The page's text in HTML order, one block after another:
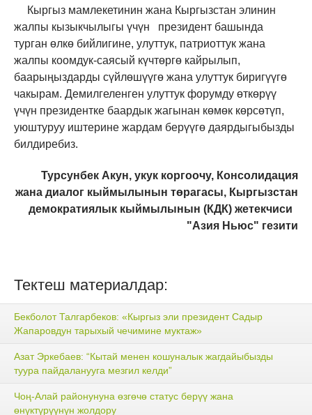
Кыргыз мамлекетинин жана Кыргызстан элинин
жалпы кызыкчылыгы үчүн президент башында
турган өлкө бийлигине, улуттук, патриоттук жана
жалпы коомдук-саясый күчтөргө кайрылып,
баарыңыздарды сүйлөшүүгө жана улуттук биригүүгө
чакырам. Демилгеленген улуттук форумду өткөрүү
үчүн президентке баардык жагынан көмөк көрсөтүп,
уюштуруу иштерине жардам берүүгө даярдыгыбызды
билдиребиз.
Турсунбек Акун, укук коргоочу, Консолидация
жана диалог кыймылынын төрагасы, Кыргызстан
демократиялык кыймылынын (КДК) жетекчиси
"Азия Ньюс" гезити
Тектеш материалдар:
Бекболот Талгарбеков: «Кыргыз эли президент Садыр
Жапаровдун тарыхый чечимине муктаж»
Азат Эркебаев: “Кытай менен кошуналык жагдайыбызды
туура пайдаланууга мезгил келди”
Чоң-Алай районунуна өзгөчө статус берүү жана
өнүктүрүүнүн жолдору